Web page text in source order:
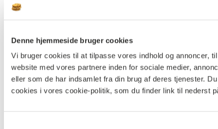
Denne hjemmeside bruger cookies
Vi bruger cookies til at tilpasse vores indhold og annoncer,
website med vores partnere inden for sociale medier,
eller som de har indsamlet fra din brug af deres tjenester.
cookies i vores cookie-politik, som du finder link til nederst